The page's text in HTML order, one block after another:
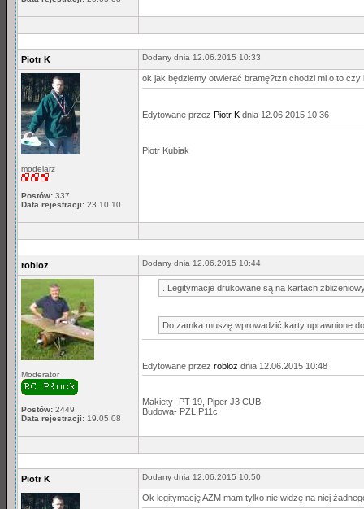
Piotr K Dodany dnia 12.06.2015 10:33
modelarz
Postów: 337
Data rejestracji: 23.10.10
ok jak będziemy otwierać bramę?tzn chodzi mi o to
Edytowane przez Piotr K dnia 12.06.2015 10:36
Piotr Kubiak
robloz Dodany dnia 12.06.2015 10:44
Moderator
Postów: 2449
Data rejestracji: 19.05.08
. Legitymacje drukowane są na kartach
Do zamka muszę wprowadzić karty uprawnione
Edytowane przez robloz dnia 12.06.2015 10:48
Makiety -PT 19, Piper J3 CUB
Budowa- PZL P11c
Piotr K Dodany dnia 12.06.2015 10:50
Ok legitymację AZM mam tylko nie widzę na niej